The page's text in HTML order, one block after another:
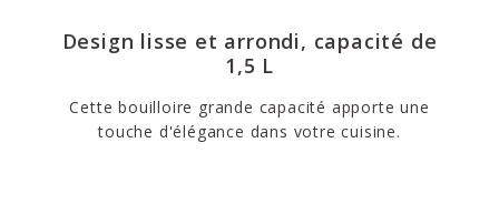
Design lisse et arrondi, capacité de
1,5 L
Cette bouilloire grande capacité apporte une
touche d'élégance dans votre cuisine.